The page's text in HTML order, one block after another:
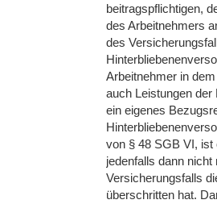
beitragspflichtigen,
des Arbeitnehmers
des
Arbeitnehmer in
auch Leistungen der
ein eigenes
von § 48 SGB VI, ist
jedenfalls dann
Versicherungsfalls
überschritten hat.